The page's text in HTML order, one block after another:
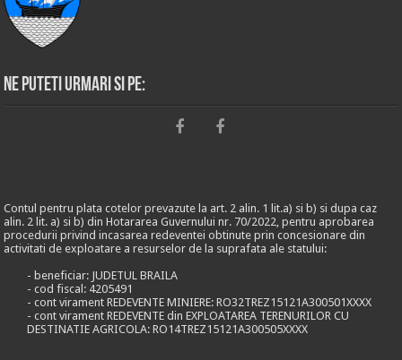
Ne puteti urmari si pe:
Contul pentru plata cotelor prevazute la art. 2 alin. 1 lit.a) si b) si dupa caz
alin. 2 lit. a) si b) din Hotararea Guvernului nr. 70/2022, pentru aprobarea
procedurii privind incasarea redeventei obtinute prin concesionare din
activitati de exploatare a resurselor de la suprafata ale statului:
- beneficiar: JUDETUL BRAILA
- cod fiscal: 4205491
- cont virament REDEVENTE MINIERE: RO32TREZ15121A300501XXXX
- cont virament REDEVENTE din EXPLOATAREA TERENURILOR CU
DESTINATIE AGRICOLA: RO14TREZ15121A300505XXXX